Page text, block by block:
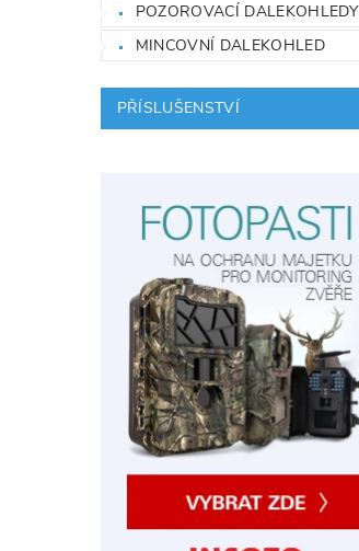
POZOROVACÍ DALEKOHLEDY
MINCOVNÍ DALEKOHLED
PŘÍSLUŠENSTVÍ